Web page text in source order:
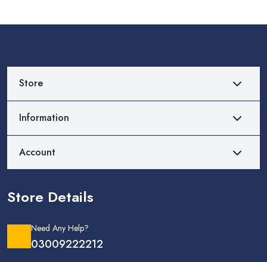
Store
Information
Account
Store Details
Need Any Help?
03009222212